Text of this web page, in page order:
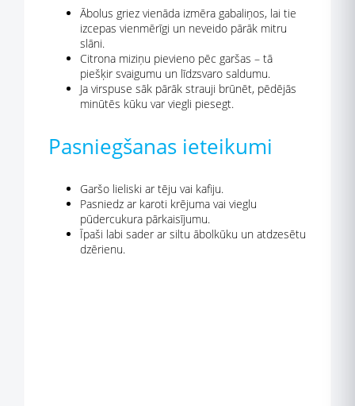
Ābolus griez vienāda izmēra gabaliņos, lai tie
izcepas vienmērīgi un neveido pārāk mitru
slāni.
Citrona miziņu pievieno pēc garšas – tā
piešķir svaigumu un līdzsvaro saldumu.
Ja virspuse sāk pārāk strauji brūnēt, pēdējās
minūtēs kūku var viegli piesegt.
Pasniegšanas ieteikumi
Garšo lieliski ar tēju vai kafiju.
Pasniedz ar karoti krējuma vai vieglu
pūdercukura pārkaisījumu.
Īpaši labi sader ar siltu ābolkūku un atdzesētu
dzērienu.